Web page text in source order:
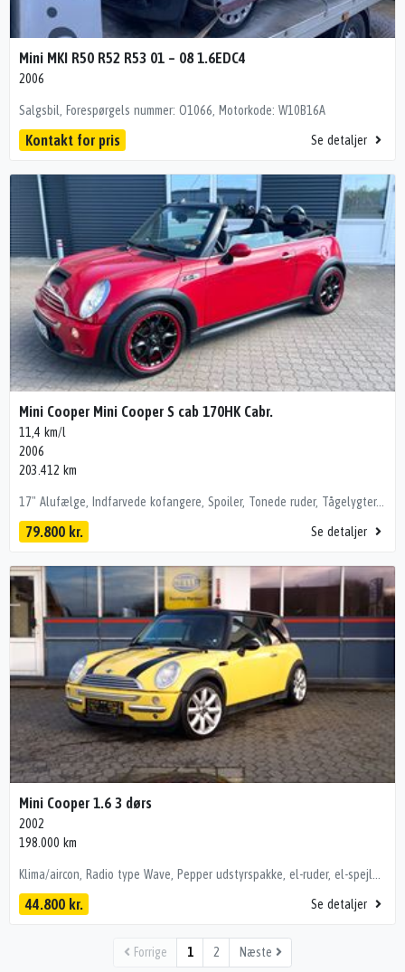
Mini MKI R50 R52 R53 01 – 08 1.6EDC4
2006
Salgsbil, Forespørgels nummer: O1066, Motorkode: W10B16A
Kontakt for pris Se detaljer
Mini Cooper Mini Cooper S cab 170HK Cabr.
11,4 km/l
2006
203.412 km
17" Alufælge, Indfarvede kofangere, Spoiler, Tonede ruder, Tågelygter, Vinterhjul medfølger, Armlæn, Læderkabine, Læderrat, Mørk loftbeklædning, 12V udtag, Aircondition, AUX stik, CD / radio, Centrallås, Elruder for, Elruder for/bag, El-spejle, Fartpilot, Fjernbetjent centrallås, Sportssæder, Ikke ryger, Leveres nysynet, Nysynet, Service overholdt, Undervognsbehandlet
79.800 kr. Se detaljer
Mini Cooper 1.6 3 dørs
2002
198.000 km
44.800 kr. Se detaljer
Forrige 1 2 Næste